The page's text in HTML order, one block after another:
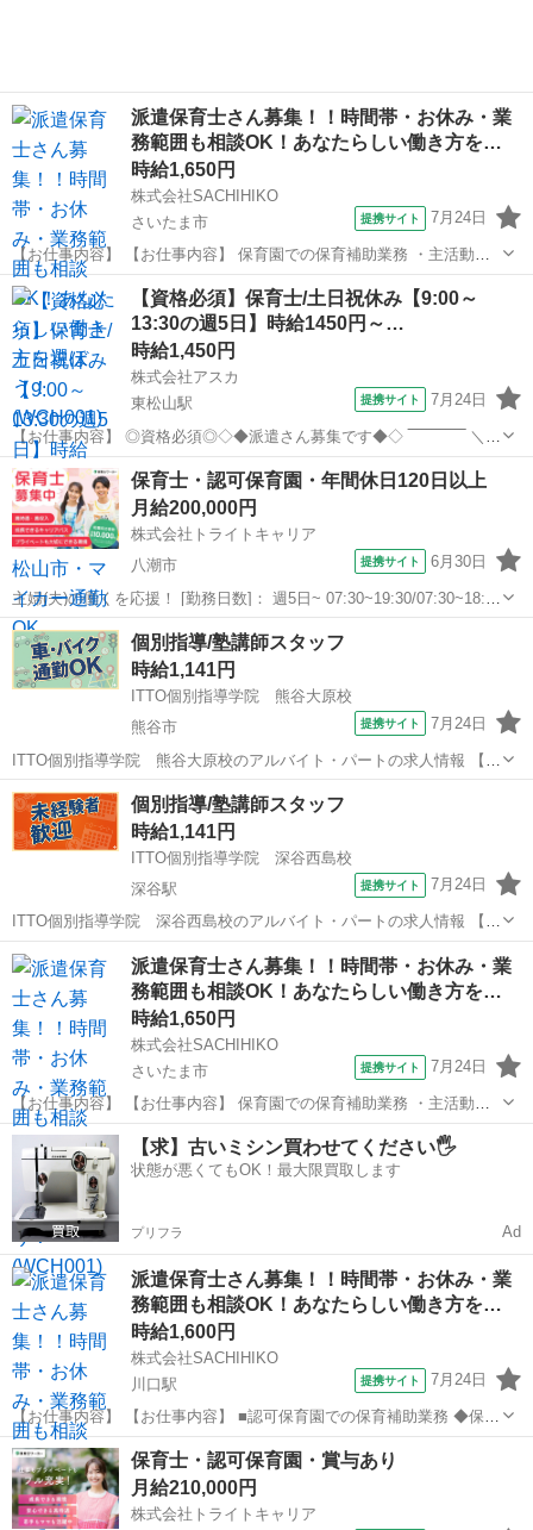
派遣保育士さん募集！！時間帯・お休み・業
務範囲も相談OK！あなたらしい働き方を…
時給1,650円
株式会社SACHIHIKO
さいたま市
提携サイト 7月24日
【お仕事内容】 【お仕事内容】 保育園での保育補助業務 ・主活動の
サポート(散歩、手遊び、読み聞かせ等) ・給食、おやつ等の介助 ・午
睡チェック ・清掃、消毒等の衛生管理 ◆保育補助とは… ・遊びの見
守り ・園児の身の回り...
埼玉 さいたま市 保育士
【資格必須】保育士/土日祝休み【9:00～
13:30の週5日】時給1450円～…
時給1,450円
株式会社アスカ
東松山駅
提携サイト 7月24日
【お仕事内容】 ◎資格必須◎◇◆派遣さん募集です◆◇ ‾‾‾‾‾‾‾‾‾‾‾‾ ＼お
すすめポイント／ ★サービス残業なし★ ★土日祝休み★ ★高時給
1450円★ ★マイカー通勤OK★ ＼勤務条件／ ■保育士資格必須 ■勤
務...
埼玉 東松山市 東松山駅 保育士
保育士・認可保育園・年間休日120日以上
月給200,000円
株式会社トライトキャリア
八潮市
提携サイト 6月30日
主婦(夫)の働くを応援！ [勤務日数]： 週5日~ 07:30~19:30/07:30~18:30
[勤務地・最寄駅]： 埼玉県八潮市大字二丁目1067-1 社会福祉法人理趣
会 やしお花桃保育園 八潮駅徒歩18分 [...
埼玉 八潮市 保育士
個別指導/塾講師スタッフ
時給1,141円
ITTO個別指導学院 熊谷大原校
熊谷市
提携サイト 7月24日
ITTO個別指導学院 熊谷大原校のアルバイト・パートの求人情報 【個
別指導】週1日/1コマ～◎｜得意な科目＆未経験スタートOK！ ＼学
生・主婦(夫)さんなど幅広い方たちが活躍中☆／ ♢週1日1コマからOK
なのでプライベート...
埼玉 熊谷市 塾講師
個別指導/塾講師スタッフ
時給1,141円
ITTO個別指導学院 深谷西島校
深谷駅
提携サイト 7月24日
ITTO個別指導学院 深谷西島校のアルバイト・パートの求人情報 【個
別指導】週1日/1コマ～◎｜得意な科目＆未経験スタートOK！ ＼学
生・主婦(夫)さんなど幅広い方たちが活躍中☆／ ♢週1日1コマからOK
なのでプライベート...
埼玉 深谷市 深谷駅 塾講師
派遣保育士さん募集！！時間帯・お休み・業
務範囲も相談OK！あなたらしい働き方を…
時給1,650円
株式会社SACHIHIKO
さいたま市
提携サイト 7月24日
【お仕事内容】 【お仕事内容】 保育園での保育補助業務 ・主活動の
サポート(散歩、手遊び、読み聞かせ等) ・給食、おやつ等の介助 ・午
睡チェック ・清掃、消毒等の衛生管理 ◆保育補助とは… ・遊びの見
守り ・園児の身の回り...
埼玉 さいたま市 保育士
【求】古いミシン買わせてください🖐️
状態が悪くてもOK！最大限買取します
プリフラ Ad
派遣保育士さん募集！！時間帯・お休み・業
務範囲も相談OK！あなたらしい働き方を…
時給1,600円
株式会社SACHIHIKO
川口駅
提携サイト 7月24日
【お仕事内容】 【お仕事内容】 ■認可保育園での保育補助業務 ◆保育
補助とは… ・遊びの見守り ・園児の身の回りのお世話 ・お出迎え・
お見送り ・保育業務に付随した雑務 など ・連絡帳の記入など ※職
場により上記業務内容の有...
埼玉 川口市 川口駅 保育士
保育士・認可保育園・賞与あり
月給210,000円
株式会社トライトキャリア